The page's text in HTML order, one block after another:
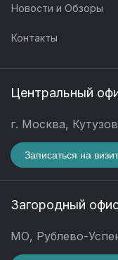
Новости и Обзоры
Контакты
Центральный
г. Москва,
Записаться на визит
Загородный
МО, Рублево-